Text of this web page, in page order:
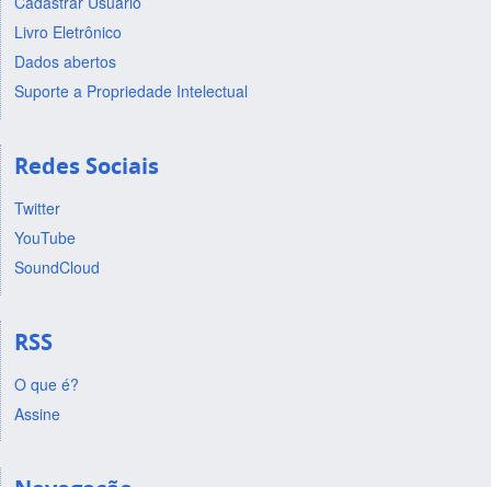
Livro Eletrônico
Dados abertos
Suporte a Propriedade Intelectual
Redes Sociais
Twitter
YouTube
SoundCloud
RSS
O que é?
Assine